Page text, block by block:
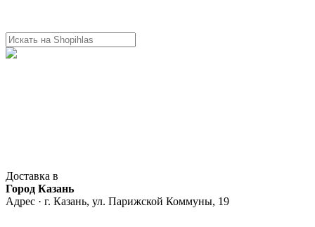
Доставка в
Город Казань
Адрес · г. Казань, ул. Парижской Коммуны, 19